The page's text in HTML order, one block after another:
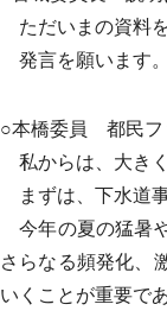
ただいまの資料
発言を願います。
○本橋委員 都民フ
私からは、大き
まずは、下水道
今年の夏の猛暑
さらなる頻発化、
いくことが重要で